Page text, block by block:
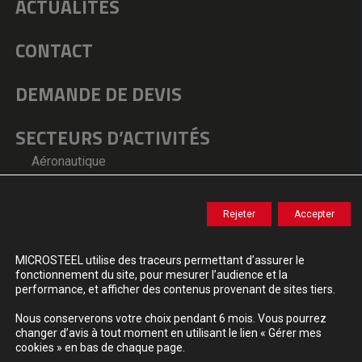
vous renvoyons à nos
confidentialité de Google et les conditions d’utilisation
https://policies.google.com/terms?hl=fr
ACTUALITÉS
CONTACT
DEMANDE DE DEVIS
SECTEURS D’ACTIVITÉS
Aéronautique
© 2026 MICROSTEEL – Groupe VIRGO – Tous droits
réservés –
MICROSTEEL utilise des traceurs permettant d’assurer le
fonctionnement du site, pour mesurer l’audience et la
performance, et afficher des contenus provenant de sites tiers.
Nous conserverons votre choix pendant 6 mois. Vous pourrez
changer d’avis à tout moment en utilisant le lien « Gérer mes
cookies » en bas de chaque page.
Accepter
Rejeter